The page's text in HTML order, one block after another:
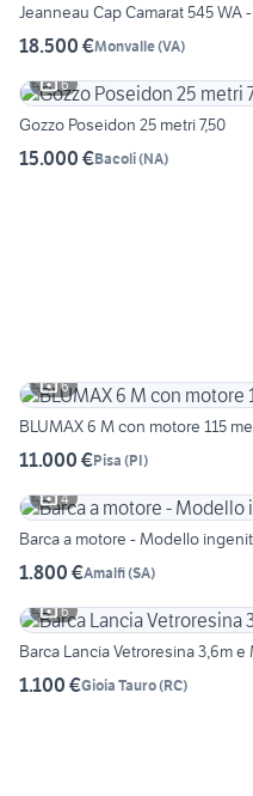
Jeanneau Cap Camarat 545 WA
18.500 €Monvalle(VA)
6
Gozzo Poseidon 25 metri 7,50
15.000 €Bacoli(NA)
6
BLUMAX 6 M con motore 115
11.000 €Pisa (PI)
4
Barca a motore - Modello
1.800 €Amalfi(SA)
6
Barca Lancia Vetroresina 3,6m
1.100 €Gioia Tauro(RC)